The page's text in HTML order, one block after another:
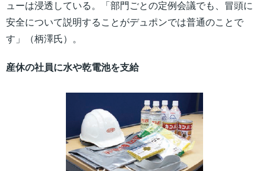
ューは浸透している。「部門ごとの定例会議でも、冒頭に
安全について説明することがデュポンでは普通のことで
す」（柄澤氏）。
産休の社員に水や乾電池を支給